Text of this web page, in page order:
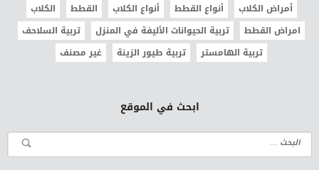
أمراض الكلاب أنواع القطط أنواع الكلاب القطط
الكلاب
امراض القطط
تربية الحيوانات الأليفة في المنزل
تربية السلاحف
تربية الهامستر
تربية طيور الزينة غير مصنف
ابحث في الموقع